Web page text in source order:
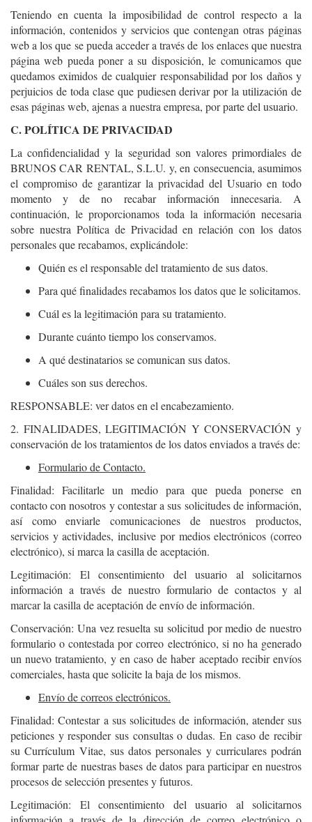
Teniendo en cuenta la imposibilidad de control respecto a la
información, contenidos y servicios que contengan otras páginas
web a los que se pueda acceder a través de los enlaces que nuestra
página web pueda poner a su disposición, le comunicamos que
quedamos eximidos de cualquier responsabilidad por los daños y
perjuicios de toda clase que pudiesen derivar por la utilización de
esas páginas web, ajenas a nuestra empresa, por parte del usuario.
C. POLÍTICA DE PRIVACIDAD
La confidencialidad y la seguridad son valores primordiales de
BRUNOS CAR RENTAL, S.L.U. y, en consecuencia, asumimos
el compromiso de garantizar la privacidad del Usuario en todo
momento y de no recabar información innecesaria. A
continuación, le proporcionamos toda la información necesaria
sobre nuestra Política de Privacidad en relación con los datos
personales que recabamos, explicándole:
Quién es el responsable del tratamiento de sus datos.
Para qué finalidades recabamos los datos que le solicitamos.
Cuál es la legitimación para su tratamiento.
Durante cuánto tiempo los conservamos.
A qué destinatarios se comunican sus datos.
Cuáles son sus derechos.
RESPONSABLE: ver datos en el encabezamiento.
2. FINALIDADES, LEGITIMACIÓN Y CONSERVACIÓN y
conservación de los tratamientos de los datos enviados a través de:
Formulario de Contacto.
Finalidad: Facilitarle un medio para que pueda ponerse en
contacto con nosotros y contestar a sus solicitudes de información,
así como enviarle comunicaciones de nuestros productos,
servicios y actividades, inclusive por medios electrónicos (correo
electrónico), si marca la casilla de aceptación.
Legitimación: El consentimiento del usuario al solicitarnos
información a través de nuestro formulario de contactos y al
marcar la casilla de aceptación de envío de información.
Conservación: Una vez resuelta su solicitud por medio de nuestro
formulario o contestada por correo electrónico, si no ha generado
un nuevo tratamiento, y en caso de haber aceptado recibir envíos
comerciales, hasta que solicite la baja de los mismos.
Envío de correos electrónicos.
Finalidad: Contestar a sus solicitudes de información, atender sus
peticiones y responder sus consultas o dudas. En caso de recibir
su Currículum Vitae, sus datos personales y curriculares podrán
formar parte de nuestras bases de datos para participar en nuestros
procesos de selección presentes y futuros.
Legitimación: El consentimiento del usuario al solicitarnos